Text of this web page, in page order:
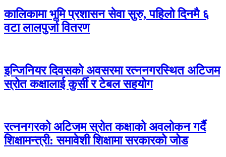
कालिकामा भूमि प्रशासन सेवा सुरु, पहिलो दिनमै ६
वटा लालपुर्जा वितरण
इन्जिनियर दिवसको अवसरमा रत्ननगरस्थित अटिजम
स्रोत कक्षालाई कुर्सी र टेबल सहयोग
रत्ननगरको अटिजम स्रोत कक्षाको अवलोकन गर्दै
शिक्षामन्त्री: समावेशी शिक्षामा सरकारको जोड